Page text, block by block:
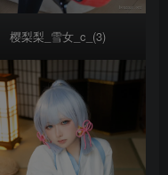
樱梨梨_雪女_c_(3)